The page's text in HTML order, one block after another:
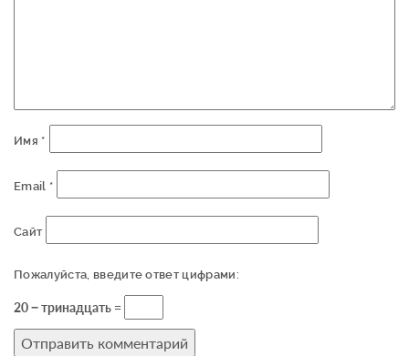
Имя *
Email *
Сайт
Пожалуйста, введите ответ цифрами:
20 − тринадцать =